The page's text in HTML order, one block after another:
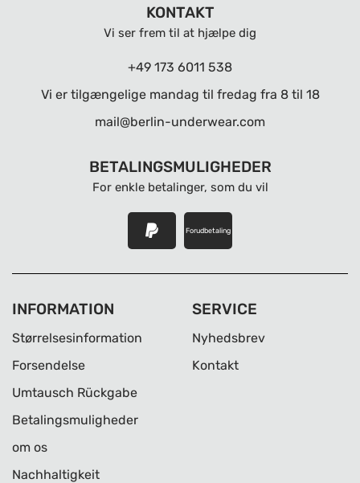
KONTAKT
Vi ser frem til at hjælpe dig
+49 173 6011 538
Vi er tilgængelige mandag til fredag ​​fra 8 til 18
mail@berlin-underwear.com
BETALINGSMULIGHEDER
For enkle betalinger, som du vil
Forudbetaling
INFORMATION
Størrelsesinformation
Forsendelse
Umtausch Rückgabe
Betalingsmuligheder
om os
Nachhaltigkeit
SERVICE
Nyhedsbrev
Kontakt